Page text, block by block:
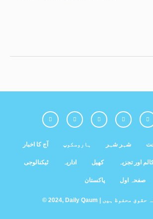
آج کا اخبار ہاروسکوپ شہر شہر
ٹیکنالوجی اداریہ کھیل اور تجزیہ
پاکستان صفحہ اول